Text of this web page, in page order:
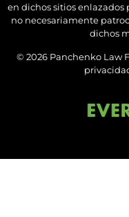
en dichos sitios enlazados
no necesariamente
dichos
© 2026 Panchenko Law